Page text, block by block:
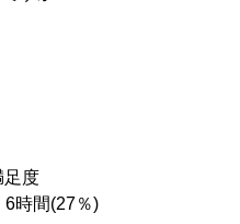
足度
時間(27％)